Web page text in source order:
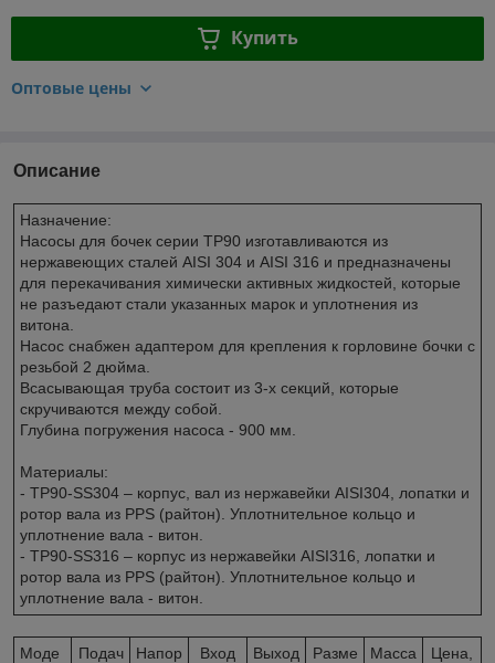
Купить
Оптовые цены
Описание
Назначение:
Насосы для бочек серии TP90 изготавливаются из
нержавеющих сталей AISI 304 и AISI 316 и предназначены
для перекачивания химически активных жидкостей, которые
не разъедают стали указанных марок и уплотнения из
витона.
Насос снабжен адаптером для крепления к горловине бочки с
резьбой 2 дюйма.
Всасывающая труба состоит из 3-х секций, которые
скручиваются между собой.
Глубина погружения насоса - 900 мм.
Материалы:
- TP90-SS304 – корпус, вал из нержавейки AISI304, лопатки и
ротор вала из PPS (райтон). Уплотнительное кольцо и
уплотнение вала - витон.
- TP90-SS316 – корпус из нержавейки AISI316, лопатки и
ротор вала из PPS (райтон). Уплотнительное кольцо и
уплотнение вала - витон.
Моде
Подач
Напор
Вход Выход
Разме
Масса
Цена,